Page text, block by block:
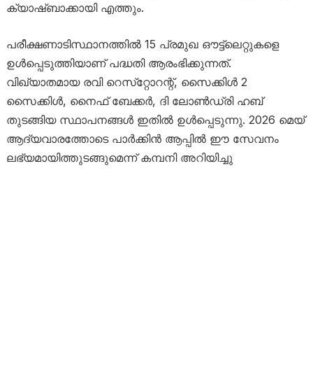
ക്യാഷ്ബാക്കായി എത്തും.
പരീക്ഷണാടിസ്ഥാനത്തിൽ 15 പ്രമുഖ ഔട്ട്‌ലെറ്റുകളെ
ഉൾപ്പെടുത്തിയാണ് പദ്ധതി ആരംഭിക്കുന്നത്.
വിഖ്യാതമായ രവി റെസ്‌റ്റോറന്റ്, സൈക്കിൾ 2
സൈക്കിൾ, നൈഫ് ബേക്കർ, ദി ലോൺഡ്രി ഹബ്
തുടങ്ങിയ സ്ഥാപനങ്ങൾ ഇതിൽ ഉൾപ്പെടുന്നു. 2026 മെയ്
ആദ്യവാരത്തോടെ പാർക്കിൻ ആപ്പിൽ ഈ സേവനം
ലഭ്യമായിത്തുടങ്ങുമെന്ന് കമ്പനി അറിയിച്ചു